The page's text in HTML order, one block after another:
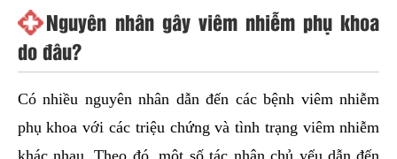
Nguyên nhân gây viêm nhiễm phụ khoa
do đâu?
Có nhiều nguyên nhân dẫn đến các bệnh viêm nhiễm
phụ khoa với các triệu chứng và tình trạng viêm nhiễm